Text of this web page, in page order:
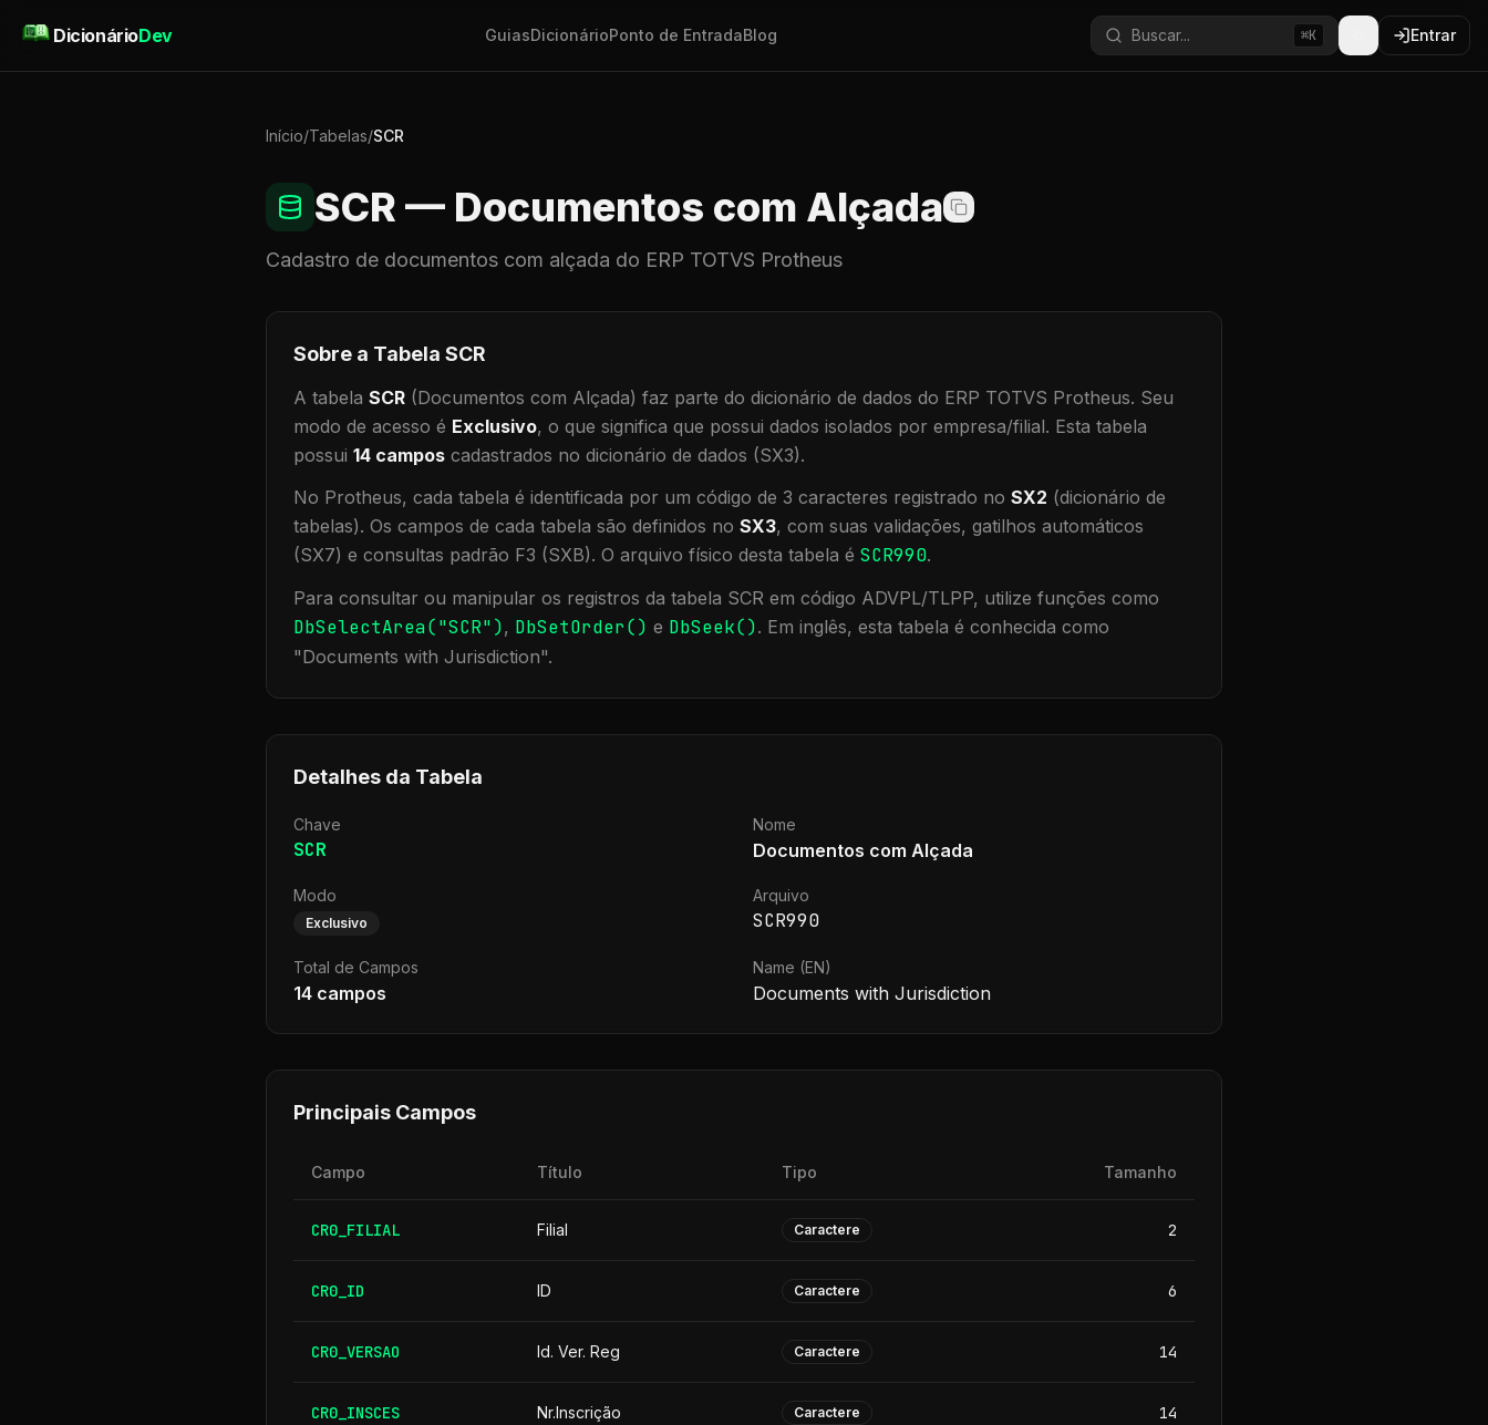
DicionárioDev GuiasDicionárioPonto de EntradaBlog Buscar... ⌘K Entrar
Início/Tabelas/SCR
SCR — Documentos com Alçada
Cadastro de documentos com alçada do ERP TOTVS Protheus
Sobre a Tabela SCR
A tabela SCR (Documentos com Alçada) faz parte do dicionário de dados do ERP TOTVS Protheus. Seu
modo de acesso é Exclusivo, o que significa que possui dados isolados por empresa/filial. Esta tabela
possui 14 campos cadastrados no dicionário de dados (SX3).
No Protheus, cada tabela é identificada por um código de 3 caracteres registrado no SX2 (dicionário de
tabelas). Os campos de cada tabela são definidos no SX3, com suas validações, gatilhos automáticos
(SX7) e consultas padrão F3 (SXB). O arquivo físico desta tabela é SCR990.
Para consultar ou manipular os registros da tabela SCR em código ADVPL/TLPP, utilize funções como
DbSelectArea("SCR"), DbSetOrder() e DbSeek(). Em inglês, esta tabela é conhecida como
"Documents with Jurisdiction".
Detalhes da Tabela
Chave
SCR
Nome
Documentos com Alçada
Modo
Exclusivo
Arquivo
SCR990
Total de Campos
14 campos
Name (EN)
Documents with Jurisdiction
Principais Campos
Campo Título Tipo Tamanho
CR0_FILIAL Filial Caractere 2
CR0_ID ID Caractere 6
CR0_VERSAO Id. Ver. Reg Caractere 14
CR0_INSCES Nr.Inscrição Caractere 14